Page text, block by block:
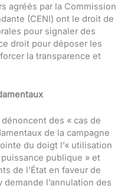
agréés par la Commission
(CENI) ont le droit de
pour signaler des
droit pour déposer les
la transparence et
des « cas de
de la campagne
du doigt l’« utilisation
publique » et
de l’État en faveur de
l’annulation des